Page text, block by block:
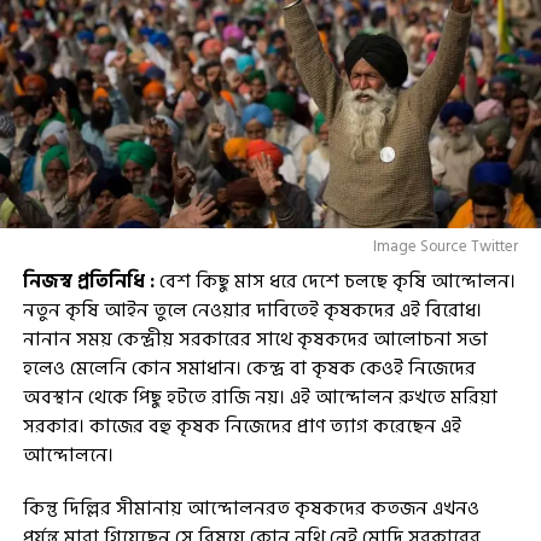
Image Source Twitter
নিজস্ব প্রতিনিধি :বেশ কিছু মাস ধরে দেশে চলছে কৃষি আন্দোলন।
নতুন কৃষি আইন তুলে নেওয়ার দাবিতেই কৃষকদের এই বিরোধ।
নানান সময় কেন্দ্রীয় সরকারের সাথে কৃষকদের আলোচনা সভা
হলেও মেলেনি কোন সমাধান। কেন্দ্র বা কৃষক কেওই নিজেদের
অবস্থান থেকে পিছু হটতে রাজি নয়। এই আন্দোলন রুখতে মরিয়া
সরকার। কাজের বহু কৃষক নিজেদের প্রাণ ত্যাগ করেছেন এই
আন্দোলনে।
কিন্তু দিল্লির সীমানায় আন্দোলনরত কৃষকদের কতজন এখনও